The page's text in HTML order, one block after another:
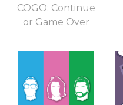
COGO: Continue
or Game Over